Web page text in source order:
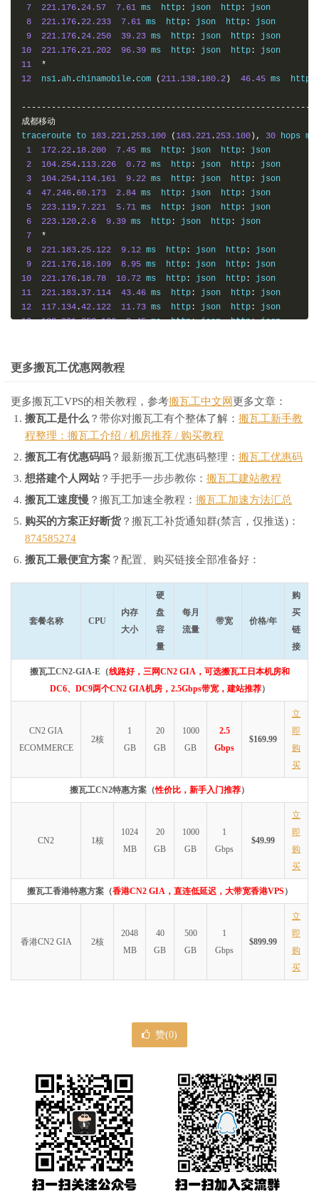
7 221.176 .24.57 7.61 ms  http : json  http :
json
8
221.176 .22.233 7.61 ms  http : json  http :
json
9
221.176 .24.250 39.23 ms  http : json  http :
10
221.176 .21.202 96.39 ms  http : json  http :
11
*
12
  ns1
.ah .chinamobile .com (211.138 . 180.2) 46.45 ms  http
成都移动
traceroute to 183.221 .253.100 ( 183.221 .253.100), 30 hops
1
172.22 . 18.200 7.45 ms  http : json  http :
json
2
104.254 . 113.226 0.72 ms  http : json  http :
json
3
104.254 . 114.161 9.22 ms  http : json  http :
json
4
47.246 . 60.173 2.84 ms  http : json  http :
json
5
223.119 . 7.221 5.71 ms  http : json  http :
json
6
223.120 .2.6 9.39 ms  http : json  http :
json
7
*
8
221.183 .25.122 9.12 ms  http : json  http :
json
9
221.176 . 18.109 8.95 ms  http : json  http :
10
221.176 . 18.78 10.72 ms  http : json  http :
11
221.183 . 37.114 43.46 ms  http : json  http :
12
117.134 .42.122 11.73 ms  http : json  http :
13
183.221.253.100 9.45 ms  http: json  http: json
更多搬瓦工优惠网教程
更多搬瓦工VPS的相关教程，参考搬瓦工中文网更多文章：
搬瓦工是什么 ？带你对搬瓦工有个整体了解： 搬瓦工新手教
程整理：搬瓦工介绍 / 机房推荐 / 购买教程
搬瓦工有优惠码吗 ？最新搬瓦工优惠码整理： 搬瓦工优惠码
想搭建个人网站？手把手一步步教你： 搬瓦工建站教程
搬瓦工速度慢 ？搬瓦工加速全教程： 搬瓦工加速方法汇总
购买的方案正好断货？搬瓦工补货通知群(禁言，仅推送)：
874585274
搬瓦工最便宜方案 ？配置、购买链接全部准备好：
套餐名称 CPU
内存
大小
硬
盘
容
量
每月
流量
带宽 价格/年
购
买
链
接
搬瓦工CN2-GIA-E（线路好，三网CN2 GIA，可选搬瓦工日本机房和
DC6、DC9两个CN2 GIA机房，2.5Gbps带宽，建站推荐）
CN2 GIA
ECOMMERCE
2核
1
GB
20
GB
1000
GB
2.5
Gbps
$169.99
立
即
购
买
搬瓦工CN2特惠方案（性价比，新手入门推荐）
CN2 1核
1024
MB
20
GB
1000
GB
1
Gbps
$49.99
立
即
购
买
搬瓦工香港特惠方案（香港CN2 GIA，直连低延迟，大带宽香港VPS）
香港CN2 GIA 2核
2048
MB
40
GB
500
GB
1
Gbps
$899.99
立
即
购
买
赞(0)